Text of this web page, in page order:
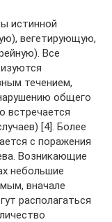
истинной
вегетирующую,
Все
течением,
общего
встречается
[4]. Более
с поражения
Возникающие
небольшие
вначале
располагаться